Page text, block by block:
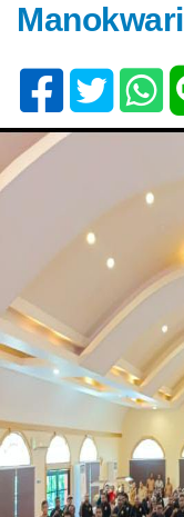
Manokwari